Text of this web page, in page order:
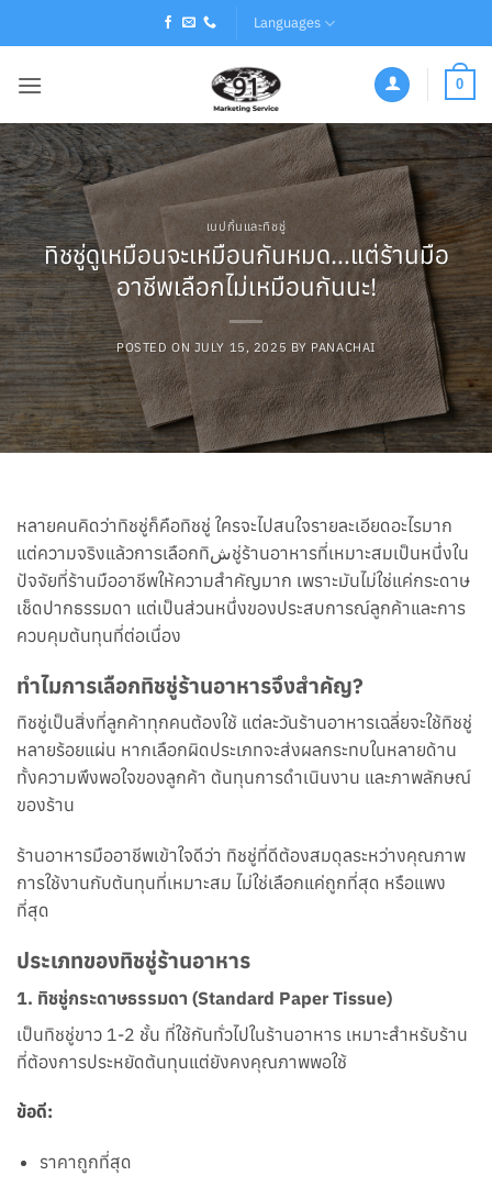
Languages
0
เนปกิ้นและทิชชู่
ทิชชู่ดูเหมือนจะเหมือนกันหมด…แต่ร้านมือ
อาชีพเลือกไม่เหมือนกันนะ!
POSTED ONJULY 15, 2025 BY PANACHAI
หลายคนคิดว่าทิชชู่ก็คือทิชชู่ ใครจะไปสนใจรายละเอียดอะไรมาก
แต่ความจริงแล้วการเลือกทิشชู่ร้านอาหารที่เหมาะสมเป็นหนึ่งใน
ปัจจัยที่ร้านมืออาชีพให้ความสำคัญมาก เพราะมันไม่ใช่แค่กระดาษ
เช็ดปากธรรมดา แต่เป็นส่วนหนึ่งของประสบการณ์ลูกค้าและการ
ควบคุมต้นทุนที่ต่อเนื่อง
ทำไมการเลือกทิชชู่ร้านอาหารจึงสำคัญ?
ทิชชู่เป็นสิ่งที่ลูกค้าทุกคนต้องใช้ แต่ละวันร้านอาหารเฉลี่ยจะใช้ทิชชู่
หลายร้อยแผ่น หากเลือกผิดประเภทจะส่งผลกระทบในหลายด้าน
ทั้งความพึงพอใจของลูกค้า ต้นทุนการดำเนินงาน และภาพลักษณ์
ของร้าน
ร้านอาหารมืออาชีพเข้าใจดีว่า ทิชชู่ที่ดีต้องสมดุลระหว่างคุณภาพ
การใช้งานกับต้นทุนที่เหมาะสม ไม่ใช่เลือกแค่ถูกที่สุด หรือแพง
ที่สุด
ประเภทของทิชชู่ร้านอาหาร
1. ทิชชู่กระดาษธรรมดา (Standard Paper Tissue)
เป็นทิชชู่ขาว 1-2 ชั้น ที่ใช้กันทั่วไปในร้านอาหาร เหมาะสำหรับร้าน
ที่ต้องการประหยัดต้นทุนแต่ยังคงคุณภาพพอใช้
ข้อดี:
ราคาถูกที่สุด